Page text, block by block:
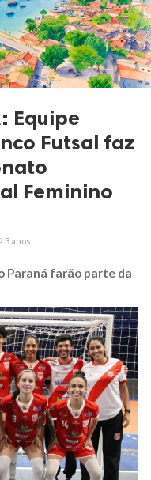
Equipe
Futsal faz
Feminino
3 anos
Paraná farão parte da